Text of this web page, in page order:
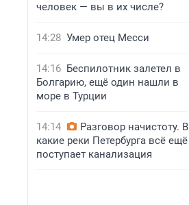
человек — вы в их числе?
14:28 Умер отец Месси
14:16 Беспилотник залетел в
Болгарию, ещё один нашли в
море в Турции
14:14
Разговор начистоту. В
какие реки Петербурга всё ещё
поступает канализация